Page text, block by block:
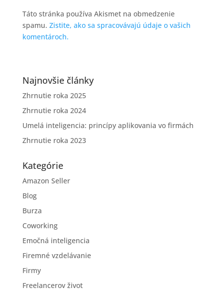
Táto stránka používa Akismet na obmedzenie
spamu. Zistite, ako sa spracovávajú údaje o vašich
komentároch.
Najnovšie články
Zhrnutie roka 2025
Zhrnutie roka 2024
Umelá inteligencia: princípy aplikovania vo firmách
Zhrnutie roka 2023
Kategórie
Amazon Seller
Blog
Burza
Coworking
Emočná inteligencia
Firemné vzdelávanie
Firmy
Freelancerov život